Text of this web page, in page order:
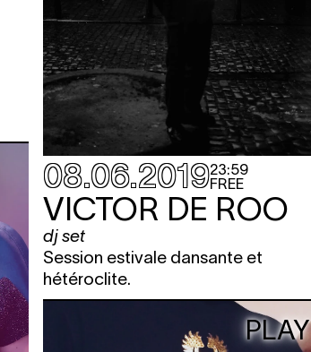
08.06.201923:59
FREE
VICTOR DE ROO
dj set
Session estivale dansante et
hétéroclite.
PLAY